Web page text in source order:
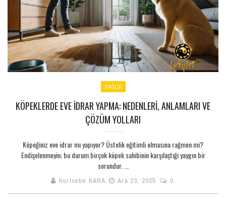
SAĞLIK
KÖPEKLERDE EVE İDRAR YAPMA: NEDENLERI, ANLAMLARI VE
ÇÖZÜM YOLLARI
Köpeğiniz eve idrar mı yapıyor? Üstelik eğitimli olmasına rağmen mi?
Endişelenmeyin; bu durum birçok köpek sahibinin karşılaştığı yaygın bir
sorundur. ...
Kurtcebe KARA Ara 23, 2025 0